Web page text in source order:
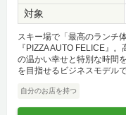
対象
スキー場で「最高のランチ
『PIZZA AUTO FELICE』
の温かい幸せと特別な時間
を目指せるビジネスモデルで
自分のお店を持つ